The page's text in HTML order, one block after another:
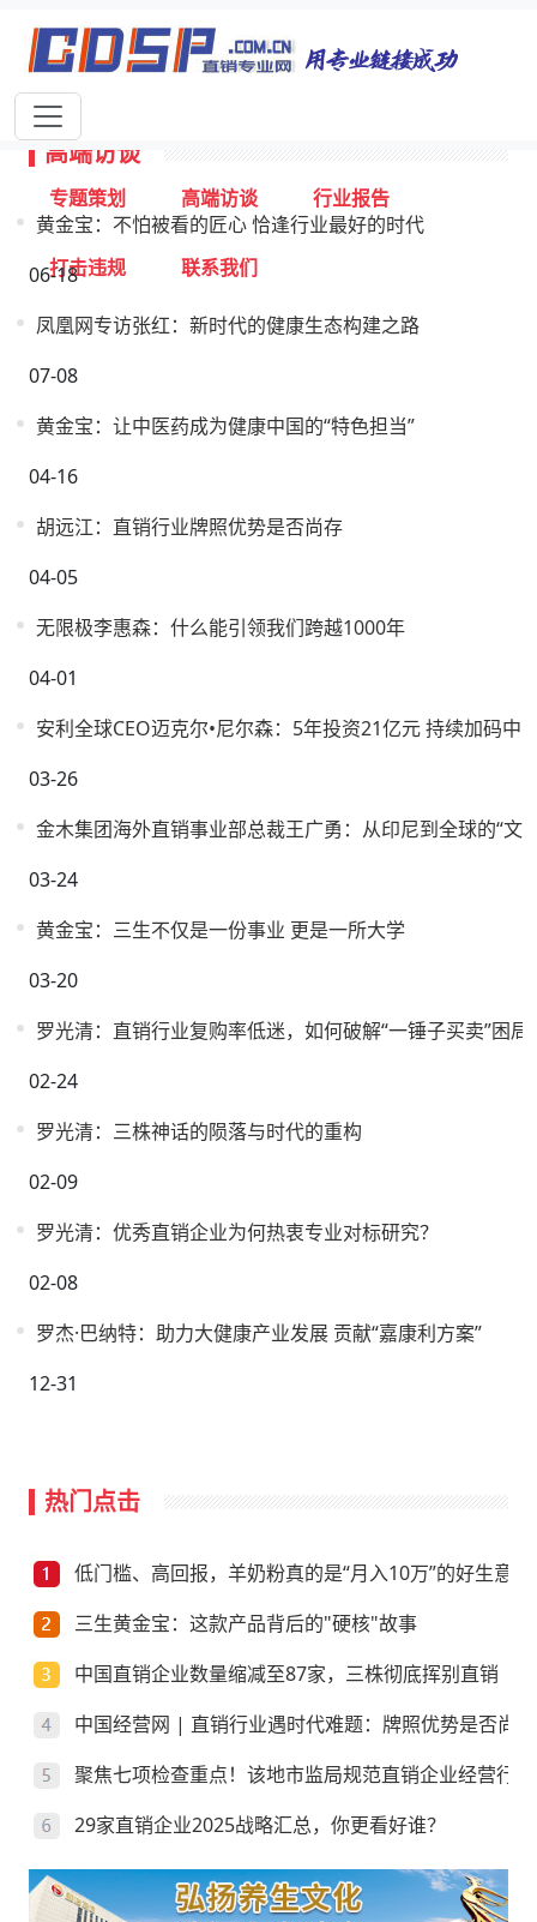
首页 独家报道 行业动态
企业资讯
专题策划 高端访谈 行业报告
打击违规 联系我们
高端访谈
黄金宝：不怕被看的匠心 恰逢行业最好的时代
06-18
凤凰网专访张红：新时代的健康生态构建之路
07-08
黄金宝：让中医药成为健康中国的“特色担当”
04-16
胡远江：直销行业牌照优势是否尚存
04-05
无限极李惠森：什么能引领我们跨越1000年
04-01
安利全球CEO迈克尔•尼尔森：5年投资21亿元 持续加码中
03-26
金木集团海外直销事业部总裁王广勇：从印尼到全球的“文
03-24
黄金宝：三生不仅是一份事业 更是一所大学
03-20
罗光清：直销行业复购率低迷，如何破解“一锤子买卖”困局
02-24
罗光清：三株神话的陨落与时代的重构
02-09
罗光清：优秀直销企业为何热衷专业对标研究？
02-08
罗杰·巴纳特：助力大健康产业发展 贡献“嘉康利方案”
12-31
热门点击
低门槛、高回报，羊奶粉真的是“月入10万”的好生意？
三生黄金宝：这款产品背后的"硬核"故事
中国直销企业数量缩减至87家，三株彻底挥别直销
中国经营网 | 直销行业遇时代难题：牌照优势是否尚存
聚焦七项检查重点！该地市监局规范直销企业经营行为
29家直销企业2025战略汇总，你更看好谁？